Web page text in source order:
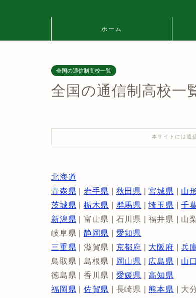
ホーム
全国の通信制高校一覧
全国の通信制高校一
本サイトには通
北海道
青森県
岩手県 秋田県 |宮城県 山
茨城県
栃木県 群馬県 |埼玉県 |千
新潟県 | 富山県 | 石川県 | 福井県 | 山
岐阜県 | 静岡県
愛知県
三重県 | 滋賀県 | 京都府 大阪府 |兵
鳥取県 | 島根県 |
岡山県 広島県
山
徳島県 | 香川県 | 愛媛県 |高知県
福岡県
佐賀県 | 長崎県 |熊本県 | 大